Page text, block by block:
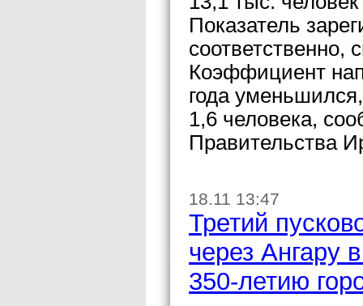
Показатель
соответственно,
Коэффициент
года
1,6 человека,
Правительства
18.11 13:47
Третий
через Ангару
350-летию